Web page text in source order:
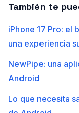
También te
iPhone 17 Pro: el
una experiencia
NewPipe: una
Android
Lo que necesita